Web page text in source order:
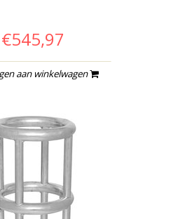
€545,97
aan winkelwagen